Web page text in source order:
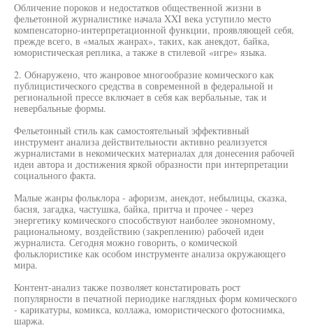
Обличение пороков и недостатков общественной жизни в
фельетонной журналистике начала XXI века уступило место
компенсаторно-интерпретационной функции, проявляющей себя,
прежде всего, в «малых жанрах», таких, как анекдот, байка,
юмористическая реплика, а также в стилевой «игре» языка.
2. Обнаружено, что жанровое многообразие комического как
публицистического средства в современной в федеральной и
региональной прессе включает в себя как вербальные, так и
невербальные формы.
Фельетонный стиль как самостоятельный эффективный
инструмент анализа действительности активно реализуется
журналистами в некомических материалах для донесения рабочей
идеи автора и достижения яркой образности при интерпретации
социального факта.
Малые жанры фольклора - афоризм, анекдот, небылицы, сказка,
басня, загадка, частушка, байка, притча и прочее - через
энергетику комического способствуют наиболее экономному,
рациональному, воздействию (закреплению) рабочей идеи
журналиста. Сегодня можно говорить, о комической
фольклористике как особом инструменте анализа окружающего
мира.
Контент-анализ также позволяет констатировать рост
популярности в печатной периодике наглядных форм комического
- карикатуры, комикса, коллажа, юмористического фотоснимка,
шаржа.